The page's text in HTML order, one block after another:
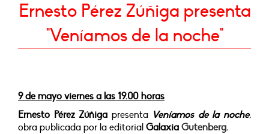
Ernesto Pérez Zúñiga presenta
"Veníamos de la noche"
9 de mayo viernes a las 19.00 horas
Ernesto Pérez Zúñiga presenta Veníamos de la noche,
obra publicada por la editorial Galaxia Gutenberg.